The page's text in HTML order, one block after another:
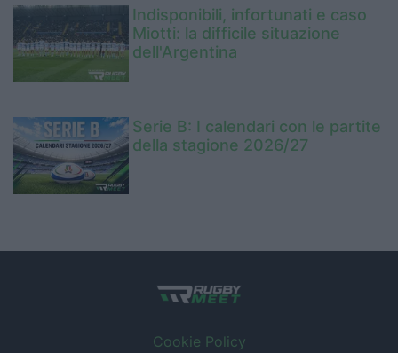
Indisponibili, infortunati e caso
Miotti: la difficile situazione
dell'Argentina
Serie B: I calendari con le partite
della stagione 2026/27
Cookie Policy